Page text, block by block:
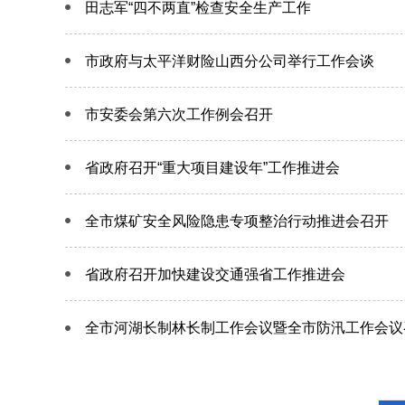
田志军“四不两直”检查安全生产工作
市政府与太平洋财险山西分公司举行工作会谈
市安委会第六次工作例会召开
省政府召开“重大项目建设年”工作推进会
全市煤矿安全风险隐患专项整治行动推进会召开
省政府召开加快建设交通强省工作推进会
全市河湖长制林长制工作会议暨全市防汛工作会